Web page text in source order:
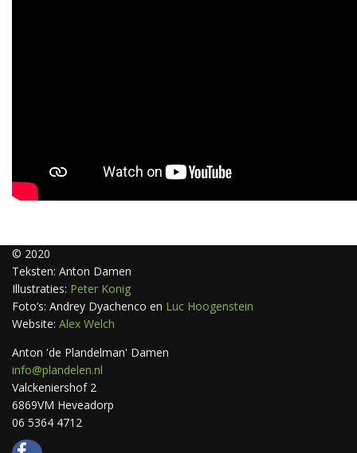
© 2020
Teksten: Anton Damen
Illustraties: Peter Konig
Foto’s: Andrey Dyachenco en Luc Hoogenstein
Website: Alex Welch
Anton 'de Plandelman' Damen
info@plandelen.nl
Valckeniershof 2
6869VM Heveadorp
06 5364 4712